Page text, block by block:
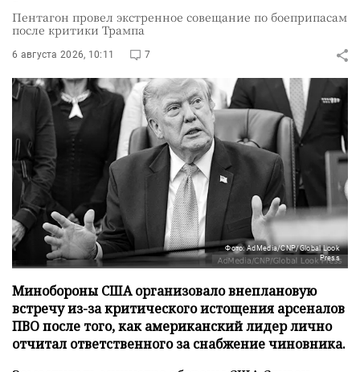
Пентагон провел экстренное совещание по боеприпасам
после критики Трампа
6 августа 2026, 10:11 7
Фото: AdMedia/CNP/Global Look
Press
Минобороны США организовало внеплановую
встречу из-за критического истощения арсеналов
ПВО после того, как американский лидер лично
отчитал ответственного за снабжение чиновника.